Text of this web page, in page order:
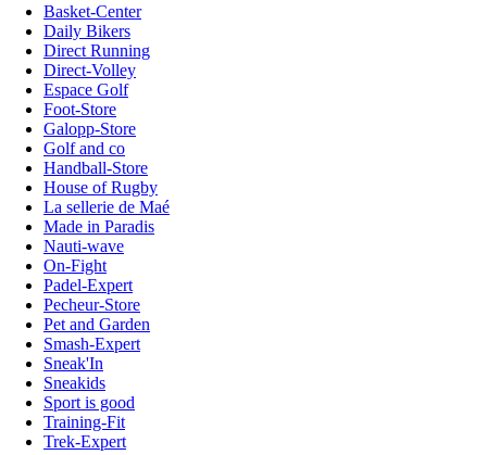
Basket-Center
Daily Bikers
Direct Running
Direct-Volley
Espace Golf
Foot-Store
Galopp-Store
Golf and co
Handball-Store
House of Rugby
La sellerie de Maé
Made in Paradis
Nauti-wave
On-Fight
Padel-Expert
Pecheur-Store
Pet and Garden
Smash-Expert
Sneak'In
Sneakids
Sport is good
Training-Fit
Trek-Expert